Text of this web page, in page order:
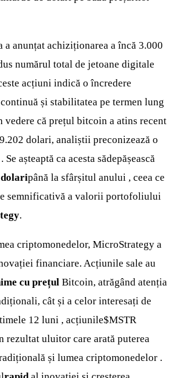
a anunțat achiziționarea a încă 3.000
numărul total de jetoane digitale
acțiuni indică o încredere
și stabilitatea pe termen lung
că prețul bitcoin a atins recent
dolari, analiștii preconizează o
așteaptă ca acesta sădepășească
dolaripână la sfârșitul anului , ceea ce
semnificativă a valorii portofoliului
.
criptomonedelor, MicroStrategy a
financiare. Acțiunile sale au
cu prețul Bitcoin, atrăgând atenția
cât și a celor interesați de
12 luni , acțiunile$MSTR
rezultat uluitor care arată puterea
și lumea criptomonedelor .